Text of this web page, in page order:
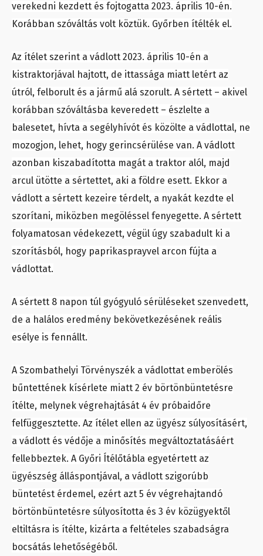
verekedni kezdett és fojtogatta 2023. április 10-én.
Korábban szóváltás volt köztük. Győrben ítélték el.
Az ítélet szerint a vádlott 2023. április 10-én a
kistraktorjával hajtott, de ittassága miatt letért az
útról, felborult és a jármű alá szorult. A sértett – akivel
korábban szóváltásba keveredett – észlelte a
balesetet, hívta a segélyhívót és közölte a vádlottal, ne
mozogjon, lehet, hogy gerincsérülése van. A vádlott
azonban kiszabadította magát a traktor alól, majd
arcul ütötte a sértettet, aki a földre esett. Ekkor a
vádlott a sértett kezeire térdelt, a nyakát kezdte el
szorítani, miközben megöléssel fenyegette. A sértett
folyamatosan védekezett, végül úgy szabadult ki a
szorításból, hogy paprikasprayvel arcon fújta a
vádlottat.
A sértett 8 napon túl gyógyuló sérüléseket szenvedett,
de a halálos eredmény bekövetkezésének reális
esélye is fennállt.
A Szombathelyi Törvényszék a vádlottat emberölés
bűntettének kísérlete miatt 2 év börtönbüntetésre
ítélte, melynek végrehajtását 4 év próbaidőre
felfüggesztette. Az ítélet ellen az ügyész súlyosításért,
a vádlott és védője a minősítés megváltoztatásáért
fellebbeztek. A Győri Ítélőtábla egyetértett az
ügyészség álláspontjával, a vádlott szigorúbb
büntetést érdemel, ezért azt 5 év végrehajtandó
börtönbüntetésre súlyosította és 3 év közügyektől
eltiltásra is ítélte, kizárta a feltételes szabadságra
bocsátás lehetőségéből.